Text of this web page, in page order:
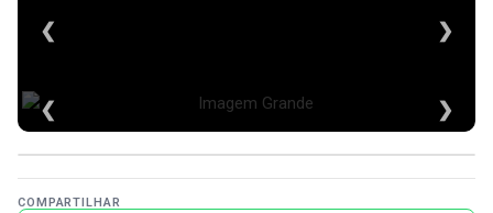
❮ ❯
❮ ❯
COMPARTILHAR